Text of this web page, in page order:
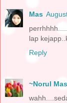
Mas
lap
Reply
~Norul